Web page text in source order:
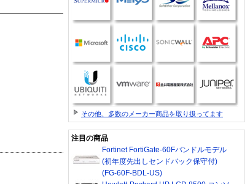
その他、多数のメーカー商品を取り扱ってます
注目の商品
Fortinet FortiGate-60Fバンドルモデル
(初年度先出しセンドバック保守付)
(FG-60F-BDL-US)